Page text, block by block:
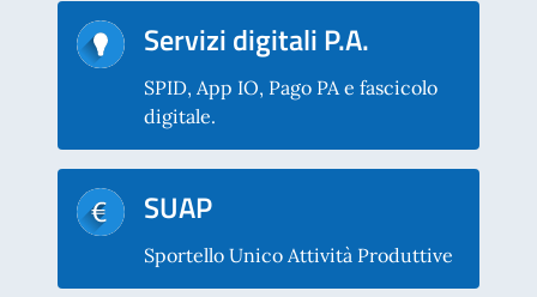
Servizi digitali P.A.
SPID, App IO, Pago PA e fascicolo
digitale.
SUAP
Sportello Unico Attività Produttive